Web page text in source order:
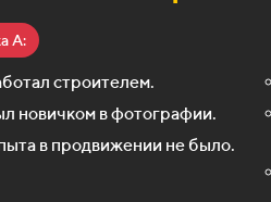
А:
строителем.
новичком в фотографии.
в продвижении не было.